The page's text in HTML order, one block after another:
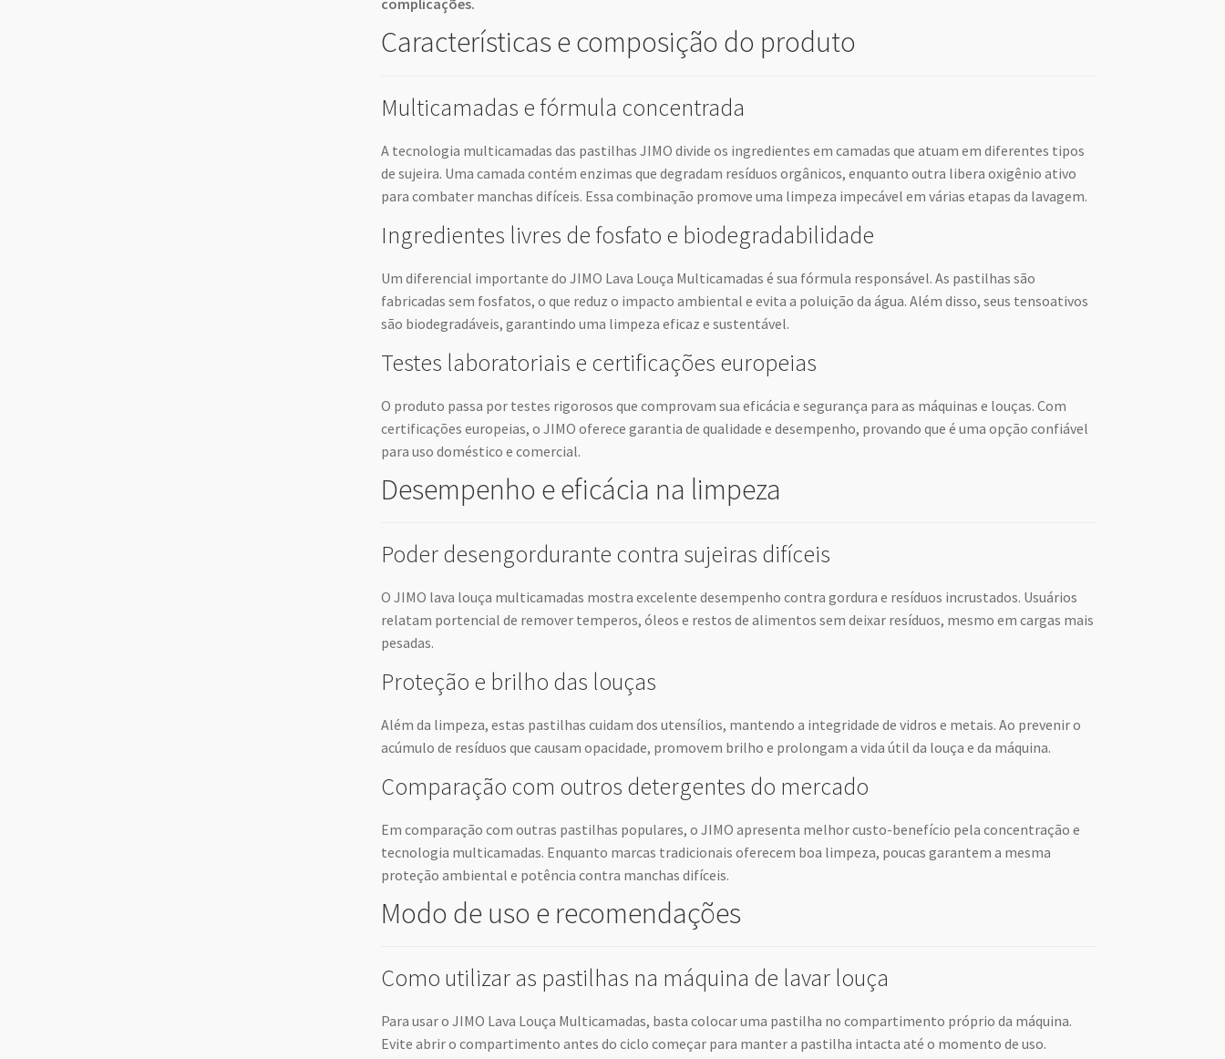
complicações.
Características e composição do produto
Multicamadas e fórmula concentrada
A tecnologia multicamadas das pastilhas JIMO divide os ingredientes em camadas que atuam em diferentes tipos
de sujeira. Uma camada contém enzimas que degradam resíduos orgânicos, enquanto outra libera oxigênio ativo
para combater manchas difíceis. Essa combinação promove uma limpeza impecável em várias etapas da lavagem.
Ingredientes livres de fosfato e biodegradabilidade
Um diferencial importante do JIMO Lava Louça Multicamadas é sua fórmula responsável. As pastilhas são
fabricadas sem fosfatos, o que reduz o impacto ambiental e evita a poluição da água. Além disso, seus tensoativos
são biodegradáveis, garantindo uma limpeza eficaz e sustentável.
Testes laboratoriais e certificações europeias
O produto passa por testes rigorosos que comprovam sua eficácia e segurança para as máquinas e louças. Com
certificações europeias, o JIMO oferece garantia de qualidade e desempenho, provando que é uma opção confiável
para uso doméstico e comercial.
Desempenho e eficácia na limpeza
Poder desengordurante contra sujeiras difíceis
O JIMO lava louça multicamadas mostra excelente desempenho contra gordura e resíduos incrustados. Usuários
relatam portencial de remover temperos, óleos e restos de alimentos sem deixar resíduos, mesmo em cargas mais
pesadas.
Proteção e brilho das louças
Além da limpeza, estas pastilhas cuidam dos utensílios, mantendo a integridade de vidros e metais. Ao prevenir o
acúmulo de resíduos que causam opacidade, promovem brilho e prolongam a vida útil da louça e da máquina.
Comparação com outros detergentes do mercado
Em comparação com outras pastilhas populares, o JIMO apresenta melhor custo-benefício pela concentração e
tecnologia multicamadas. Enquanto marcas tradicionais oferecem boa limpeza, poucas garantem a mesma
proteção ambiental e potência contra manchas difíceis.
Modo de uso e recomendações
Como utilizar as pastilhas na máquina de lavar louça
Para usar o JIMO Lava Louça Multicamadas, basta colocar uma pastilha no compartimento próprio da máquina.
Evite abrir o compartimento antes do ciclo começar para manter a pastilha intacta até o momento de uso.